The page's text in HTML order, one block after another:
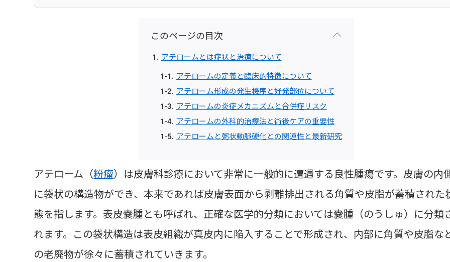
このページの目次
アテロームとは症状と治療について
アテロームの定義と臨床的特徴について
アテローム形成の発生機序と好発部位について
アテロームの炎症メカニズムと合併症リスク
アテロームの外科的治療法と術後ケアの重要性
アテロームと粥状動脈硬化との関連性と最新研究
アテローム（粉瘤）は皮膚科診療において非常に一般的に遭遇する良性腫瘍です。皮膚の内
に袋状の構造物ができ、本来であれば皮膚表面から剥離排出される角質や皮脂が蓄積された
態を指します。表皮嚢腫とも呼ばれ、正確な医学的分類においては嚢腫（のうしゅ）に分類
れます。この袋状構造は表皮組織が真皮内に陥入することで形成され、内部に角質や皮脂な
の老廃物が徐々に蓄積されていきます。